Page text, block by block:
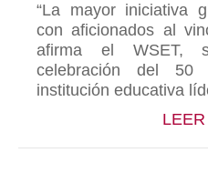
“La mayor iniciativa
con aficionados al
afirma el WSET,
celebración del 50
institución educativa